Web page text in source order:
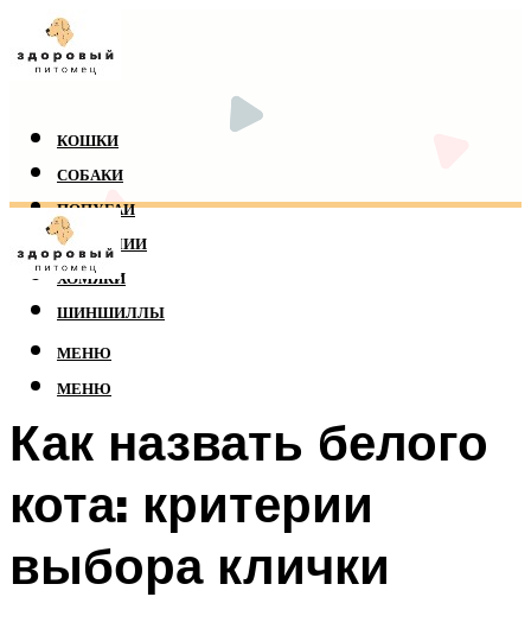
КОШКИ
СОБАКИ
ПОПУГАИ
РЕПТИЛИИ
ХОМЯКИ
ШИНШИЛЛЫ
МЕНЮ
МЕНЮ
Как назвать белого
кота: критерии
выбора клички